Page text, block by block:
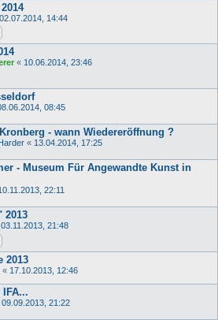
02.07.2014, 14:44
« 10.06.2014, 23:46
08:45
- wann Wiedereröffnung ?
« 13.04.2014, 17:25
- Museum Für Angewandte Kunst in
22:11
2013
03.11.2013, 21:48
2013
« 17.10.2013, 12:46
09.09.2013, 21:22